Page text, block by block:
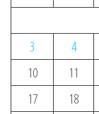
3
4
10
11
17
18